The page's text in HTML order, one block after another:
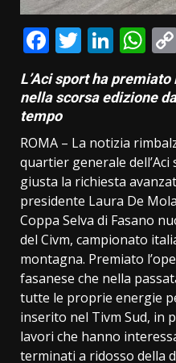
Facebook
Twitter
L’Aci sport ha
nella scorsa edizione
tempo
ROMA – La notizia
quartier generale
giusta la richiesta
presidente Laura De
Coppa Selva di Fasano
del Civm, campionato
montagna. Premiato
fasanese che nella
tutte le proprie energie
inserito nel Tivm Sud, in
lavori che hanno
terminati a ridosso della